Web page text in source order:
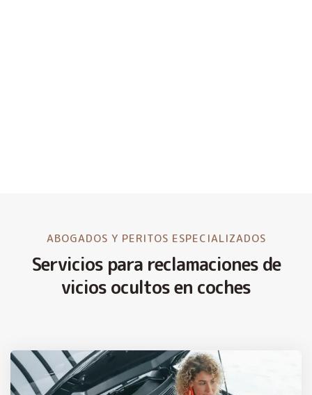
ABOGADOS Y PERITOS ESPECIALIZADOS
Servicios para reclamaciones de
vicios ocultos en coches